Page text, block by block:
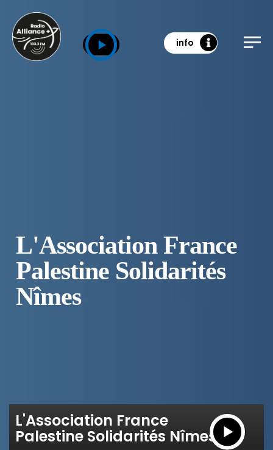
info
L'Association France
Palestine Solidarités
Nîmes
L'Association France
Palestine Solidarités Nîmes